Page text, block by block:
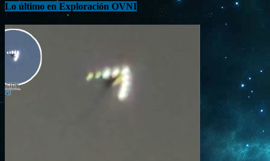
Lo último en Exploración OVNI